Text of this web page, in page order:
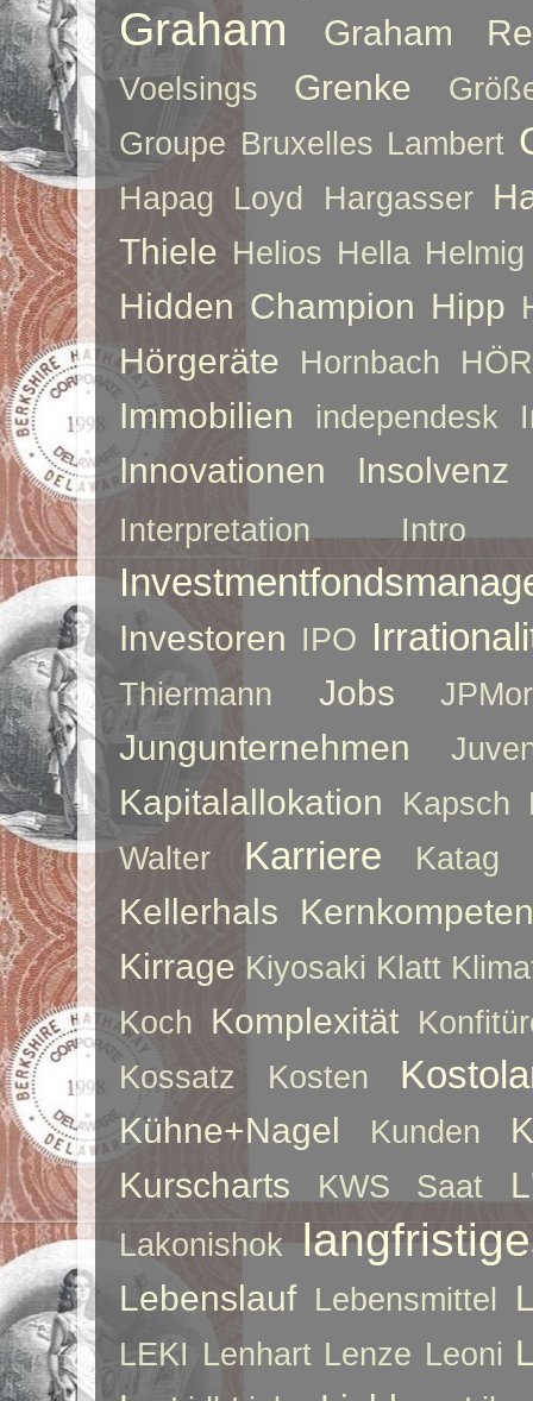
Graham Graham
Voelsings Grenke
Groupe Bruxelles Lambert
Hapag Loyd Hargasser
Thiele Helios Hella Helmig
Hidden Champion Hipp
Hörgeräte Hornbach
Immobilien independesk
Innovationen Insolvenz
Interpretation Intro
Investoren IPO
Thiermann Jobs
Jungunternehmen
Kapitalallokation Kapsch
Walter
Karriere Katag
Kellerhals
Kirrage Kiyosaki Klatt
Koch Komplexität
Kossatz
Kosten
Kühne+Nagel Kunden
Kurscharts
KWS Saat
Lakonishok
Lebenslauf Lebensmittel
LEKI Lenhart Lenze Leoni